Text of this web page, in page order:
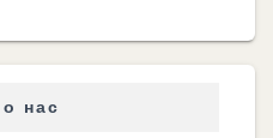
нас